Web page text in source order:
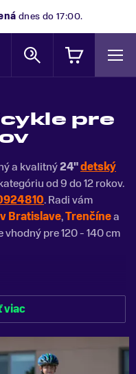
dnes do 17:00.
pre
a kvalitný24"detský
od 9 do 12 rokov.
. Radi vám
Bratislave,Trenčínea
vhodný pre 120 - 140 cm
viac